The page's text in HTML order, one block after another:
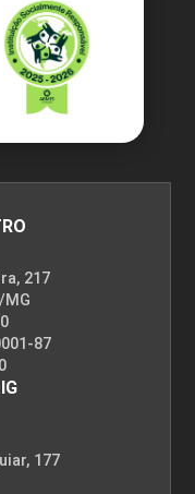
217
87
177